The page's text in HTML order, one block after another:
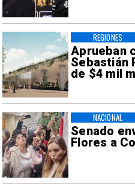
Aprueban
Sebastián
de $4 mil
REGIONES
Senado
Flores a
NACIONAL